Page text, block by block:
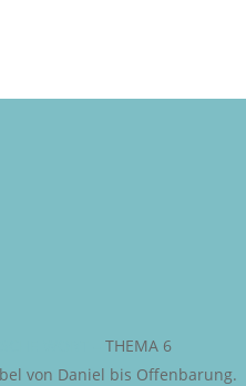
THEMA 6
von Daniel bis Offenbarung.